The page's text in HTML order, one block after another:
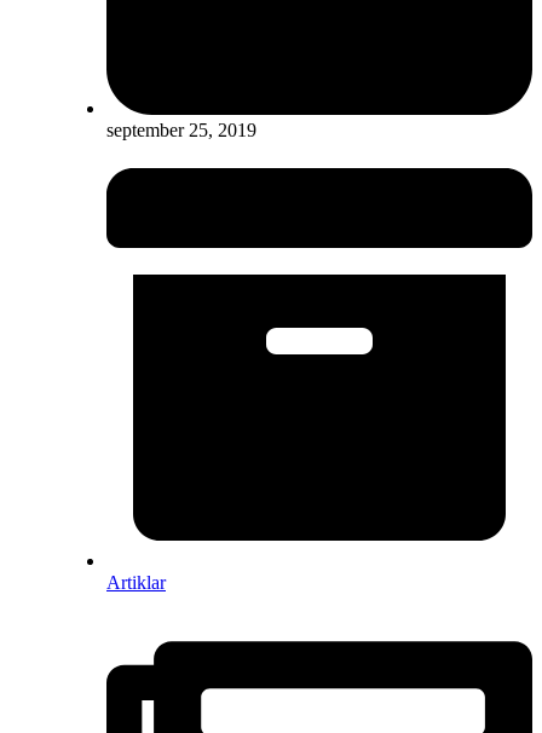
september 25, 2019
Artiklar